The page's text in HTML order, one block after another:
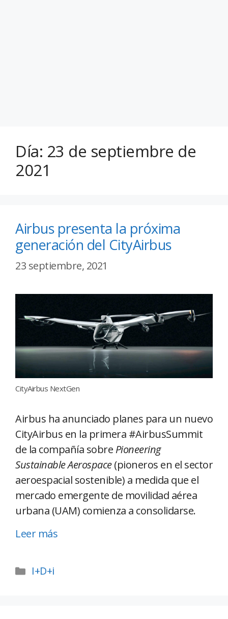
Día: 23 de septiembre de
2021
Airbus presenta la próxima
generación del CityAirbus
23 septiembre, 2021
CityAirbus NextGen
Airbus ha anunciado planes para un nuevo
CityAirbus en la primera #AirbusSummit
de la compañía sobre Pioneering
Sustainable Aerospace(pioneros en el sector
aeroespacial sostenible) a medida que el
mercado emergente de movilidad aérea
urbana (UAM) comienza a consolidarse.
Leer más
I+D+i